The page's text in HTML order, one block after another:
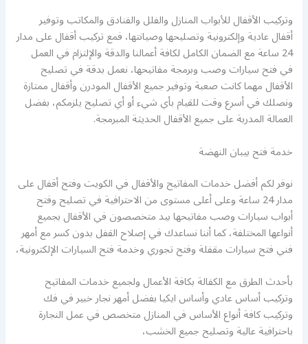
وتركيب الأقفال للأبواب المنازل والفلل والفنادق والمكاتب وتوفير
أقفال عادية وإلكترونية وتصليحها وصيانتها، فمع تركيب أقفال على مدار
24 ساعة مع الضمان الكامل لكافة أعمالنا والدقة والإلتزام في العمل
في فتح سيارات وصب وبرمجة مفاتيحها، نعمل بدقة في تصليح
الأقفال مهما كانت صعبة وتوفير جميع الأقفال المودرن وأقفال ممتازة
ونصلك في أسرع وقت للقيام بأي شيء أو أي تصليح يلزمكم، بفضل
العمالة المدربة على جميع الأقفال الحديثة المبرمجة.
خدمة فتح بيبان النهضة
نوفر لكم أفضل خدمات المفاتيح والأقفال في الكويت وفتح أقفال على
مدار 24 ساعة وعلى أعلى مستوى من الاحترافية في تصليح وفتح
أبواب سيارات وصب مفاتيحها بيد متخصصون في الأقفال بجميع
أنواعها المختلفة، كما أننا نساعدك في إصلاح القفل بدون كسر مع أمهر
فني فتح سيارات مقفلة وفتح تجوري وخدمة فتح السيارات الإلكترونية،
بأحدث الطرق مع الكفالة بكافة الأعمال ولجميع خدمات المفاتيح
وتركيب أساس عادي وأساس ايكيا بفضل أمهر نجار خبير في فك
وتركيب كافة أنواع الأساس في المنازل متخصص في عمل النجارة
باحترافية عالية وتصليح جميع الخشب،